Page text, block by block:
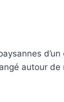
autour de